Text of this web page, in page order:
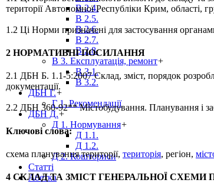
В 2.4.
В 2.5.
В 2.6.
В 2.7.
В 2.8.
В 3. Експлуатація, ремонт+
В 3.1.
В 3.2.
ДБН Г.+
Г 1. Рекомендації
ДБН Д.+
Д 1. Нормування+
Д 1.1.
Д 1.2.
Д 2. Кошториси
Статті
Абетка
території Автономної Республіки Крим, області,
1.2 Ці Норми призначені для застосування
2 НОРМАТИВНІ ПОСИЛАННЯ
2.1 ДБН Б. 1.1-5:2007 Склад, зміст, порядок
документації.
2.2 ДБН 360-92** Містобудування. Планування і
Ключові слова:
схема планування території, територія, регіон,
4 СКЛАД ТА ЗМІСТ ГЕНЕРАЛЬНОЇ СХЕМИ